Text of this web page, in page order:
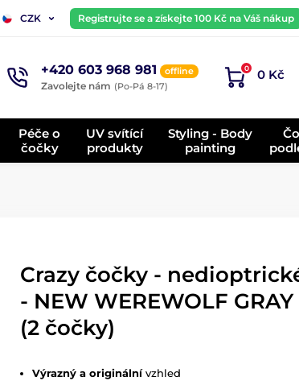
CZK Registrujte se a získejte 100 Kč na Váš nákup
+420 603 968 981 offline
Zavolejte nám (Po-Pá 8-17)
0 0 Kč
Péče o
čočky
UV svítící
produkty
Styling - Body
painting
Crazy čočky -
- NEW WEREWOLF GRAY
(2 čočky)
Výrazný a originálnívzhled